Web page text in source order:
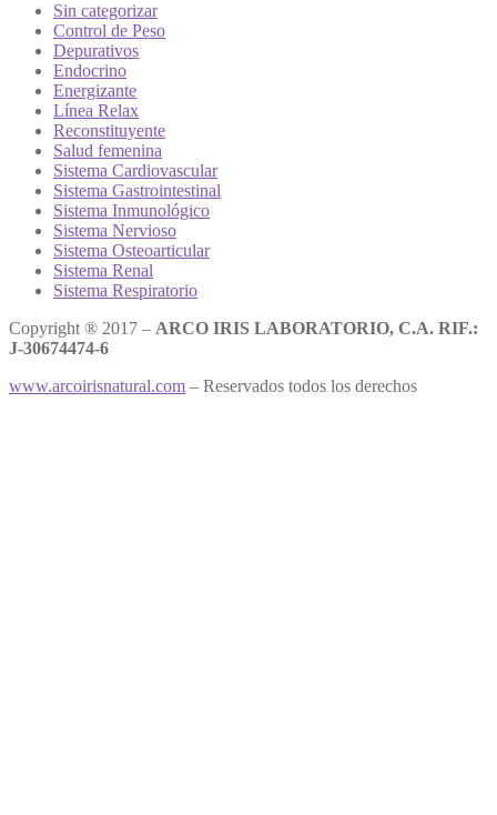
Sin categorizar
Control de Peso
Depurativos
Endocrino
Energizante
Línea Relax
Reconstituyente
Salud femenina
Sistema Cardiovascular
Sistema Gastrointestinal
Sistema Inmunológico
Sistema Nervioso
Sistema Osteoarticular
Sistema Renal
Sistema Respiratorio
Copyright ® 2017 – ARCO IRIS LABORATORIO, C.A. RIF.:
J-30674474-6
www.arcoirisnatural.com – Reservados todos los derechos